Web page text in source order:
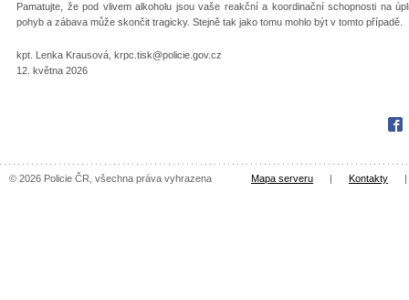
Pamatujte, že pod vlivem alkoholu jsou vaše reakční a koordinační schopnosti na
pohyb a zábava může skončit tragicky. Stejně tak jako tomu mohlo být v tomto případě.
kpt. Lenka Krausová, krpc.tisk@policie.gov.cz
12. května 2026
© 2026 Policie ČR, všechna práva vyhrazena Mapa serveru | Kontakty |